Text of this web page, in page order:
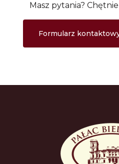
Masz pytania?
Formularz